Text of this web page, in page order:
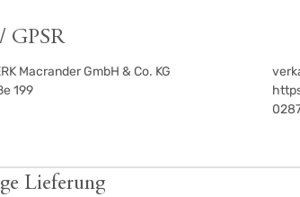
GPSR
Macrander GmbH & Co. KG
199
Lieferung